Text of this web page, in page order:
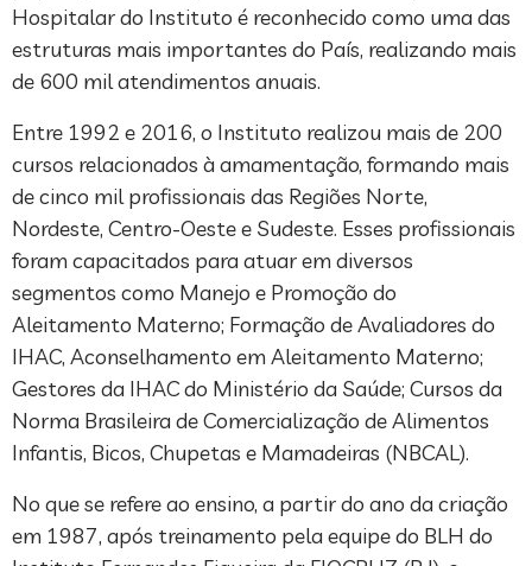
Hospitalar do Instituto é reconhecido como uma das
estruturas mais importantes do País, realizando mais
de 600 mil atendimentos anuais.
Entre 1992 e 2016, o Instituto realizou mais de 200
cursos relacionados à amamentação, formando mais
de cinco mil profissionais das Regiões Norte,
Nordeste, Centro-Oeste e Sudeste. Esses profissionais
foram capacitados para atuar em diversos
segmentos como Manejo e Promoção do
Aleitamento Materno; Formação de Avaliadores do
IHAC, Aconselhamento em Aleitamento Materno;
Gestores da IHAC do Ministério da Saúde; Cursos da
Norma Brasileira de Comercialização de Alimentos
Infantis, Bicos, Chupetas e Mamadeiras (NBCAL).
No que se refere ao ensino, a partir do ano da criação
em 1987, após treinamento pela equipe do BLH do